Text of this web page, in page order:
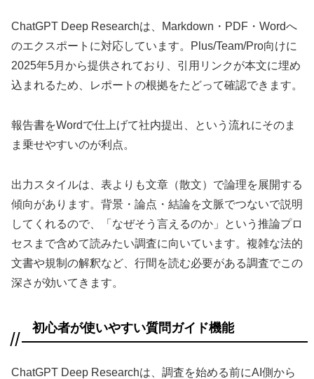
ChatGPT Deep Researchは、Markdown・PDF・Wordへ
のエクスポートに対応しています。Plus/Team/Pro向けに
2025年5月から提供されており、引用リンクが本文に埋め
込まれるため、レポートの根拠をたどって確認できます。
報告書をWordで仕上げて社内提出、という流れにそのま
ま乗せやすいのが利点。
出力スタイルは、表よりも文章（散文）で論理を展開する
傾向があります。背景・論点・結論を文脈でつないで説明
してくれるので、「なぜそう言えるのか」という推論プロ
セスまで含めて読みたい調査に向いています。複雑な法的
文書や規制の解釈など、行間を読む必要がある調査でこの
深さが効いてきます。
初心者が使いやすい質問ガイド機能
ChatGPT Deep Researchは、調査を始める前にAI側から